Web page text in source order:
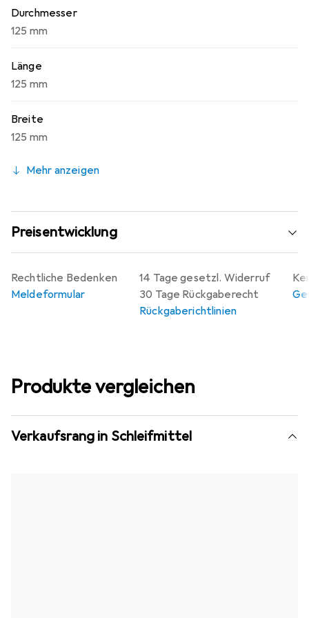
Durchmesser
125 mm
Länge
125 mm
Breite
125 mm
Mehr anzeigen
Preisentwicklung
14 Tage gesetzl. Widerruf
30 Tage Rückgaberecht
Rückgaberichtlinien
Rechtliche Bedenken
Meldeformular
Produkte vergleichen
Verkaufsrang in Schleifmittel